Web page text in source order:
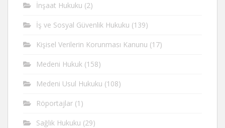
İnşaat Hukuku (2)
İş ve Sosyal Güvenlik Hukuku (139)
Kişisel Verilerin Korunması Kanunu (17)
Medeni Hukuk (158)
Medeni Usul Hukuku (108)
Röportajlar (1)
Sağlık Hukuku (29)